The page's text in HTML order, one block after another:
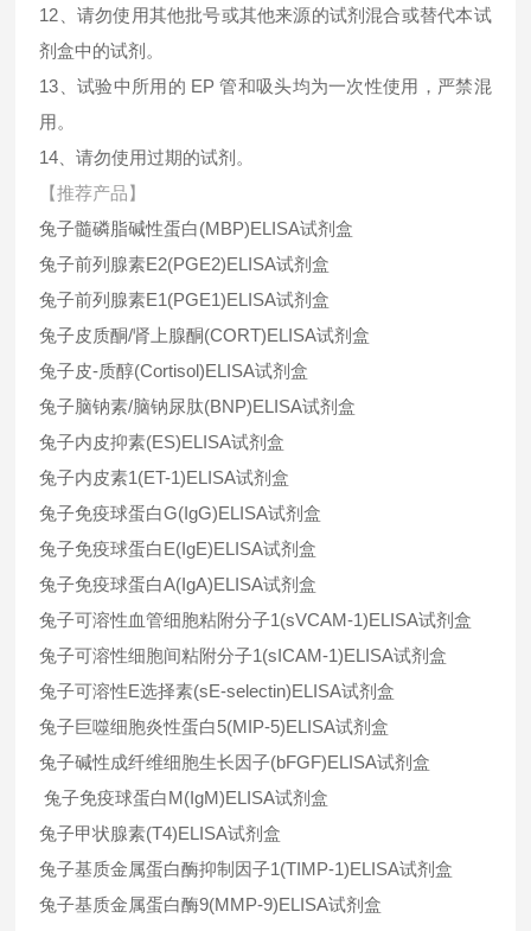
12、请勿使用其他批号或其他来源的试剂混合或替代本试
剂盒中的试剂。
13、试验中所用的 EP 管和吸头均为一次性使用，严禁混
用。
14、请勿使用过期的试剂。
【推荐产品】
兔子髓磷脂碱性蛋白(MBP)ELISA试剂盒
兔子前列腺素E2(PGE2)ELISA试剂盒
兔子前列腺素E1(PGE1)ELISA试剂盒
兔子皮质酮/肾上腺酮(CORT)ELISA试剂盒
兔子皮-质醇(Cortisol)ELISA试剂盒
兔子脑钠素/脑钠尿肽(BNP)ELISA试剂盒
兔子内皮抑素(ES)ELISA试剂盒
兔子内皮素1(ET-1)ELISA试剂盒
兔子免疫球蛋白G(IgG)ELISA试剂盒
兔子免疫球蛋白E(IgE)ELISA试剂盒
兔子免疫球蛋白A(IgA)ELISA试剂盒
兔子可溶性血管细胞粘附分子1(sVCAM-1)ELISA试剂盒
兔子可溶性细胞间粘附分子1(sICAM-1)ELISA试剂盒
兔子可溶性E选择素(sE-selectin)ELISA试剂盒
兔子巨噬细胞炎性蛋白5(MIP-5)ELISA试剂盒
兔子碱性成纤维细胞生长因子(bFGF)ELISA试剂盒
兔子免疫球蛋白M(IgM)ELISA试剂盒
兔子甲状腺素(T4)ELISA试剂盒
兔子基质金属蛋白酶抑制因子1(TIMP-1)ELISA试剂盒
兔子基质金属蛋白酶9(MMP-9)ELISA试剂盒